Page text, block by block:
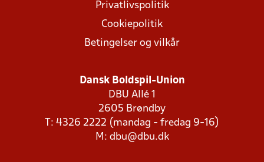
Privatlivspolitik
Cookiepolitik
Betingelser og vilkår
Dansk Boldspil-Union
DBU Allé 1
2605 Brøndby
T: 4326 2222 (mandag - fredag 9-16)
M: dbu@dbu.dk